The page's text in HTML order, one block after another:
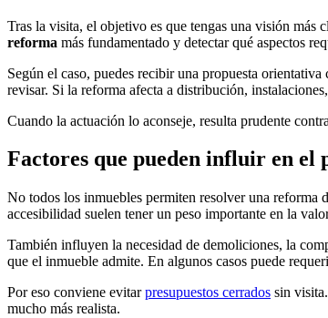
Tras la visita, el objetivo es que tengas una visión más
reforma más fundamentado y detectar qué aspectos
Según el caso, puedes recibir una propuesta
revisar. Si la reforma afecta a distribución,
Cuando la actuación lo aconseje, resulta prudente
Factores que pueden influir en el
No todos los inmuebles permiten resolver una
accesibilidad suelen tener un peso importante en la
También influyen la necesidad de demoliciones, la
que el inmueble admite. En algunos casos puede
Por eso conviene evitarpresupuestos cerrados sin
mucho más realista.